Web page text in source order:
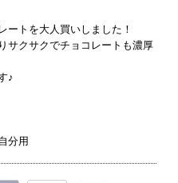
ートを大人買いしました！
サクサクでチョコレートも濃厚
♪
分用